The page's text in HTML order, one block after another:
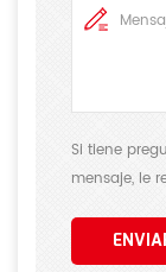
Si tiene
mensaje, le